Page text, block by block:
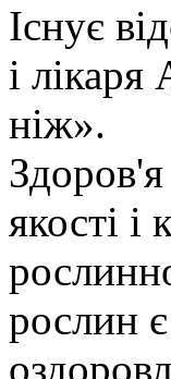
Існує
і
ніж».
якості і
рослин